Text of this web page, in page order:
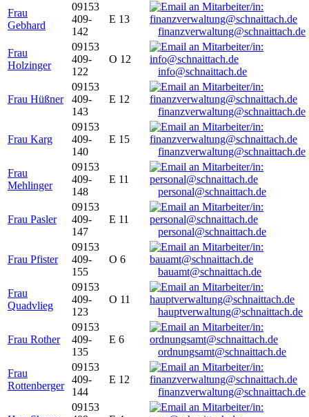
Frau
Gebhard
09153
409-
142
E 13
finanzverwaltung@schnaittach.de
Frau
Holzinger
09153
409-
122
O 12
info@schnaittach.de
Frau Hüßner
09153
409-
143
E 12
finanzverwaltung@schnaittach.de
Frau Karg
09153
409-
140
E 15
finanzverwaltung@schnaittach.de
Frau
Mehlinger
09153
409-
148
E 11
personal@schnaittach.de
Frau Pasler
09153
409-
147
E 11
personal@schnaittach.de
Frau Pfister
09153
409-
155
O 6
bauamt@schnaittach.de
Frau
Quadvlieg
09153
409-
123
O 11
hauptverwaltung@schnaittach.de
Frau Rother
09153
409-
135
E 6
ordnungsamt@schnaittach.de
Frau
Rottenberger
09153
409-
144
E 12
finanzverwaltung@schnaittach.de
09153